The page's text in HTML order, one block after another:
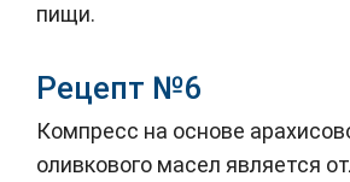
пищи.
Рецепт №6
Компресс на основе
оливкового масел является